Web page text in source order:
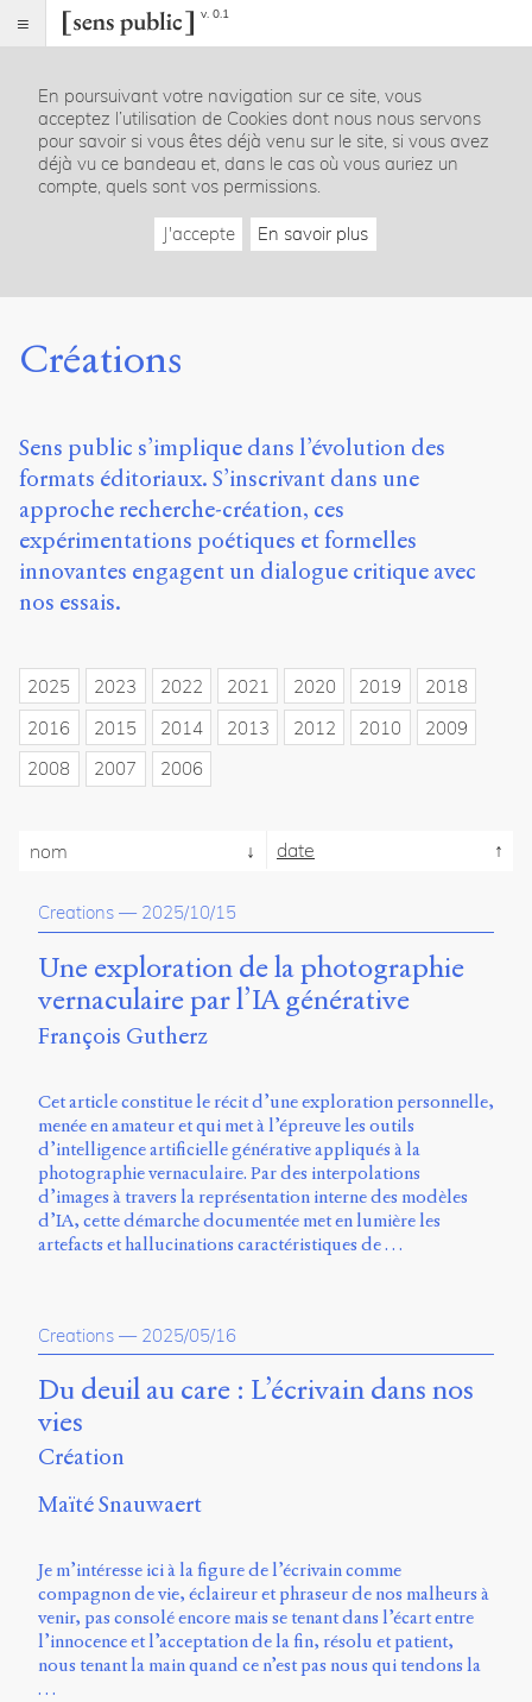
v. 0.1
Index
Rubriques
Essais
La
Présentation
Publier
Contact
À
propos
du
site
En
ligne
Mastodon
de
Longueuil
Local
12723
150
Le
Moyne
Longueuil
(QC)
J4K
0B7
Canada
3272
Sens
public
v.
0.1
Typographies
Jannon
de
Storm
Type
Foundry
En poursuivant votre navigation sur ce site, vous
acceptez l’utilisation de Cookies dont nous nous servons
pour savoir si vous êtes déjà venu sur le site, si vous avez
déjà vu ce bandeau et, dans le cas où vous auriez un
compte, quels sont vos permissions.
J'accepte En savoir plus
Créations
Sens public s’implique dans l’évolution des
formats éditoriaux. S’inscrivant dans une
approche recherche-création, ces
expérimentations poétiques et formelles
innovantes engagent un dialogue critique avec
nos essais.
2025 2023 2022 2021 2020 2019
2018
2016
2015 2014 2013 2012 2010
2009
2008
2007 2006
nom date
Creations — 2025/10/15
Une exploration de la photographie
vernaculaire par l’IA générative
François Gutherz
Cet article constitue le récit d’une exploration personnelle,
menée en amateur et qui met à l’épreuve les outils
d’intelligence artificielle générative appliqués à la
photographie vernaculaire. Par des interpolations
d’images à travers la représentation interne des modèles
d’IA, cette démarche documentée met en lumière les
artefacts et hallucinations caractéristiques de …
Creations — 2025/05/16
Du deuil au care : L’écrivain dans nos
vies
Création
Maïté Snauwaert
Je m’intéresse ici à la figure de l’écrivain comme
compagnon de vie, éclaireur et phraseur de nos malheurs à
venir, pas consolé encore mais se tenant dans l’écart entre
l’innocence et l’acceptation de la fin, résolu et patient,
nous tenant la main quand ce n’est pas nous qui tendons la
…